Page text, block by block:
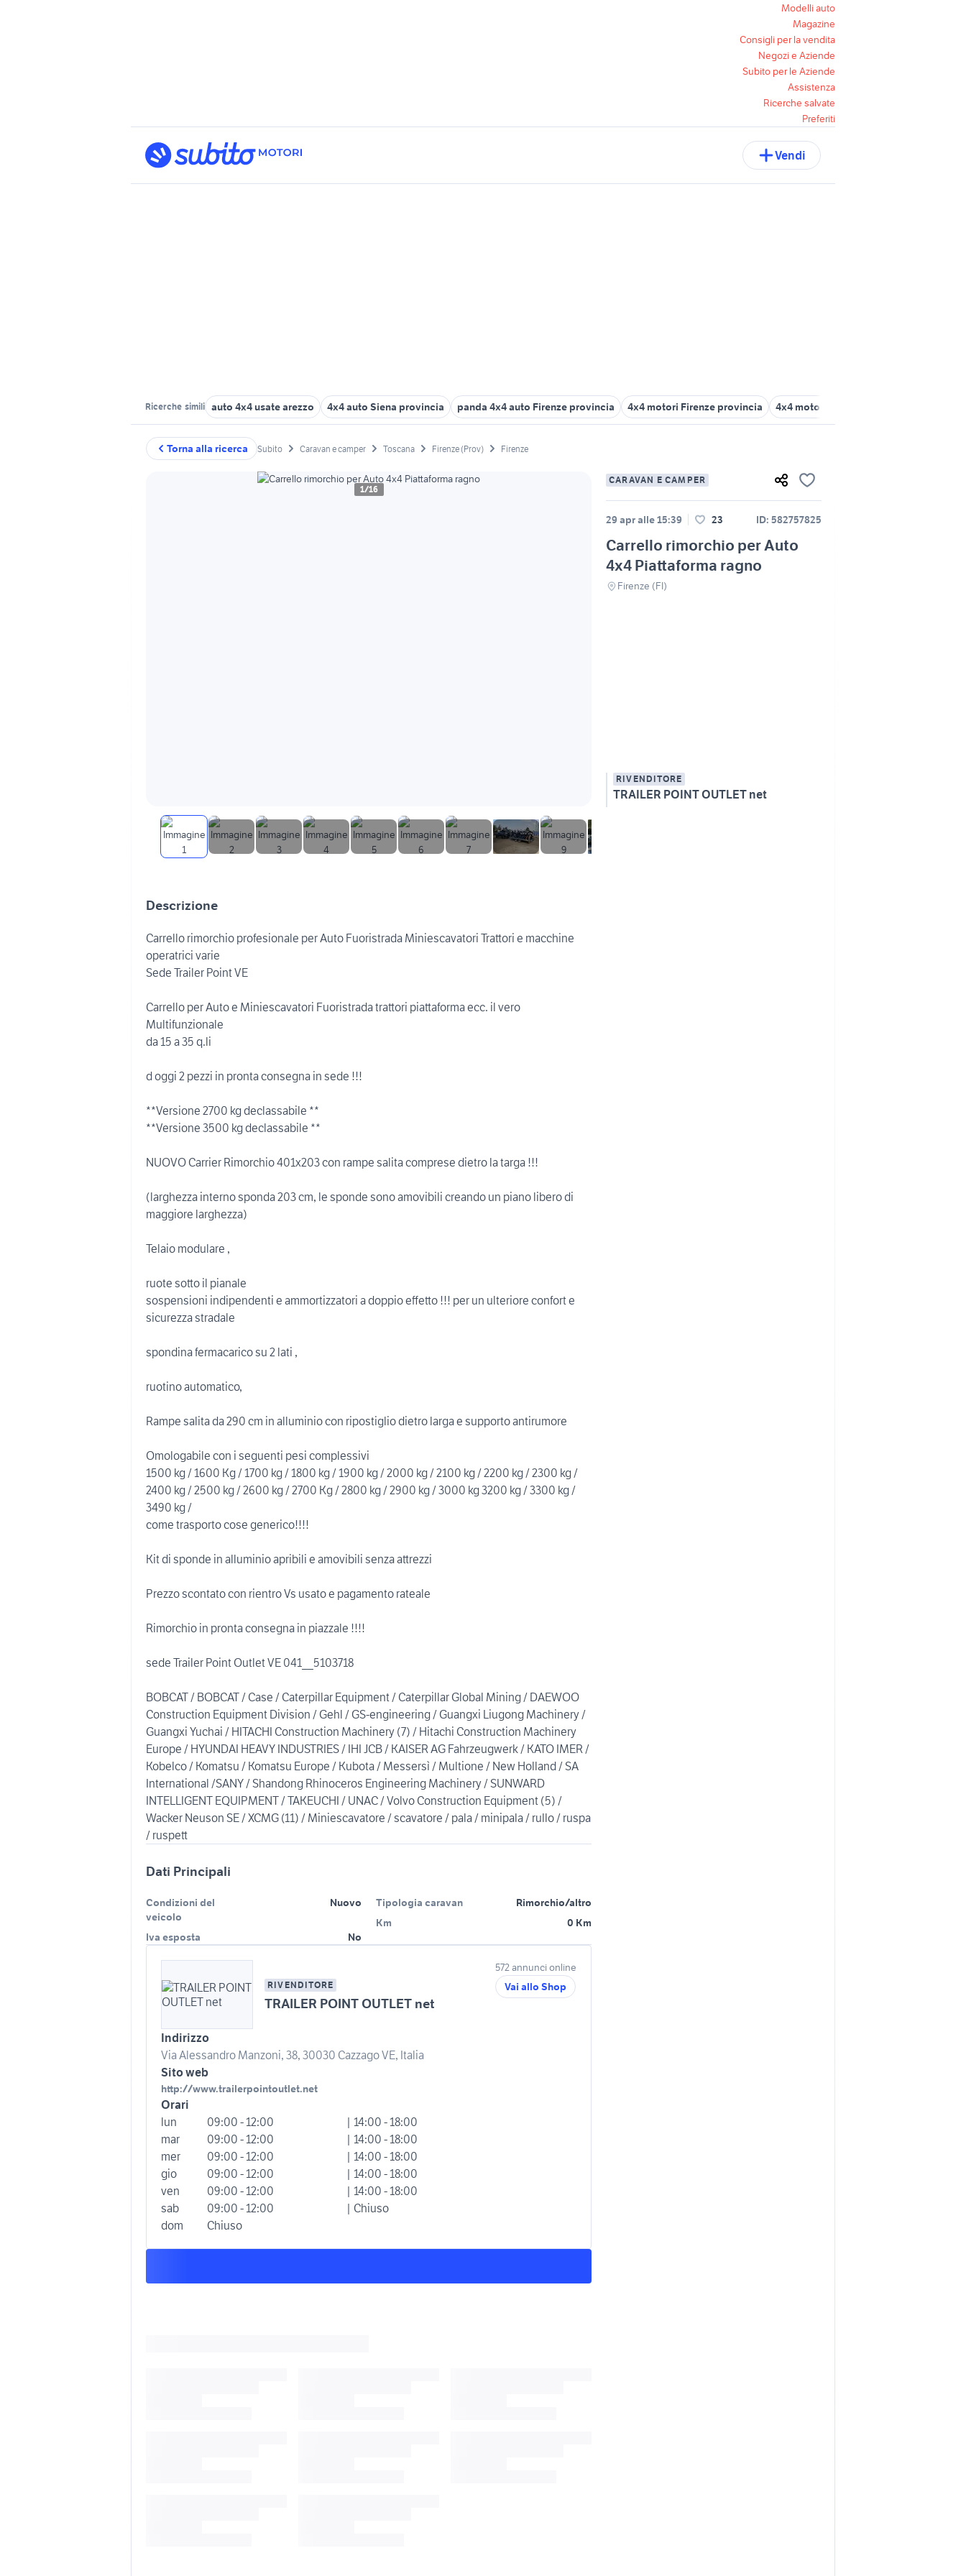
Modelli auto
Magazine
Consigli per la vendita
Negozi e Aziende
Subito per le Aziende
Assistenza
Ricerche salvate
Preferiti
Vendi
Ricerche simili auto 4x4 usate arezzo 4x4 auto Siena provincia panda 4x4 auto Firenze provincia 4x4 motori Firenze provincia 4x4 motori Siena provincia
Torna alla ricerca Subito Caravan e camper Toscana Firenze (Prov) Firenze
1/16
CARAVAN E CAMPER
29 apr alle 15:39 23 ID: 582757825
Carrello rimorchio per Auto
4x4 Piattaforma ragno
Firenze (FI)
RIVENDITORE
TRAILER POINT OUTLET net
Descrizione
Carrello rimorchio profesionale per Auto Fuoristrada Miniescavatori Trattori e macchine
operatrici varie
Sede Trailer Point VE
Carrello per Auto e Miniescavatori Fuoristrada trattori piattaforma ecc. il vero
Multifunzionale
da 15 a 35 q.li
d oggi 2 pezzi in pronta consegna in sede !!!
**Versione 2700 kg declassabile **
**Versione 3500 kg declassabile **
NUOVO Carrier Rimorchio 401x203 con rampe salita comprese dietro la targa !!!
(larghezza interno sponda 203 cm, le sponde sono amovibili creando un piano libero di
maggiore larghezza)
Telaio modulare ,
ruote sotto il pianale
sospensioni indipendenti e ammortizzatori a doppio effetto !!! per un ulteriore confort e
sicurezza stradale
spondina fermacarico su 2 lati ,
ruotino automatico,
Rampe salita da 290 cm in alluminio con ripostiglio dietro larga e supporto antirumore
Omologabile con i seguenti pesi complessivi
1500 kg / 1600 Kg / 1700 kg / 1800 kg / 1900 kg / 2000 kg / 2100 kg / 2200 kg / 2300 kg /
2400 kg / 2500 kg / 2600 kg / 2700 Kg / 2800 kg / 2900 kg / 3000 kg 3200 kg / 3300 kg /
3490 kg /
come trasporto cose generico!!!!
Kit di sponde in alluminio apribili e amovibili senza attrezzi
Prezzo scontato con rientro Vs usato e pagamento rateale
Rimorchio in pronta consegna in piazzale !!!!
sede Trailer Point Outlet VE 041__5103718
BOBCAT / BOBCAT / Case / Caterpillar Equipment / Caterpillar Global Mining / DAEWOO
Construction Equipment Division / Gehl / GS-engineering / Guangxi Liugong Machinery /
Guangxi Yuchai / HITACHI Construction Machinery (7) / Hitachi Construction Machinery
Europe / HYUNDAI HEAVY INDUSTRIES / IHI JCB / KAISER AG Fahrzeugwerk / KATO IMER /
Kobelco / Komatsu / Komatsu Europe / Kubota / Messersì / Multione / New Holland / SA
International /SANY / Shandong Rhinoceros Engineering Machinery / SUNWARD
INTELLIGENT EQUIPMENT / TAKEUCHI / UNAC / Volvo Construction Equipment (5) /
Wacker Neuson SE / XCMG (11) / Miniescavatore / scavatore / pala / minipala / rullo / ruspa
/ ruspett
Dati Principali
Condizioni del
veicolo
Nuovo
Iva esposta No
Tipologia caravan
Rimorchio/altro
Km
0 Km
RIVENDITORE
TRAILER POINT OUTLET net
Indirizzo
Via Alessandro Manzoni, 38, 30030 Cazzago VE, Italia
Sito web
http://www.trailerpointoutlet.net
Orari
lun
09:00 - 12:00
| 14:00 - 18:00
mar
09:00 - 12:00
| 14:00 - 18:00
mer
09:00 - 12:00
| 14:00 - 18:00
gio
09:00 - 12:00
| 14:00 - 18:00
ven
09:00 - 12:00
| 14:00 - 18:00
sab
09:00 - 12:00
| Chiuso
dom
Chiuso
572 annunci online
Vai allo Shop